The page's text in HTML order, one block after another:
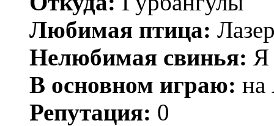
Любимая птица:
Нелюбимая свинья: Я
В основном играю: на
Репутация: 0